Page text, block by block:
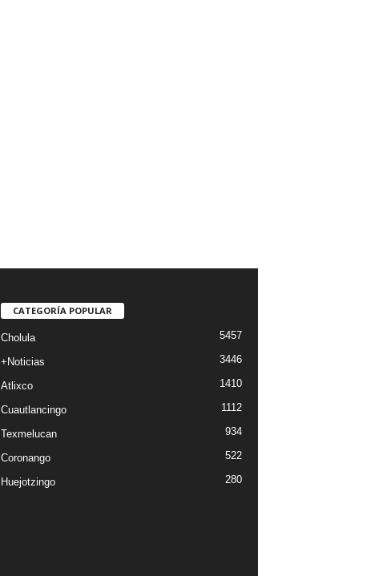
CATEGORÍA POPULAR
Cholula 5457
+Noticias 3446
Atlixco 1410
Cuautlancingo 1112
Texmelucan 934
Coronango 522
Huejotzingo 280